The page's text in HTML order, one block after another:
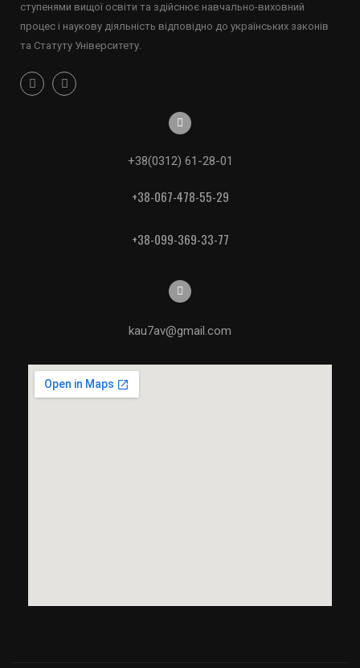
ступенями вищої освіти та здійснює навчально-виховний
процес і наукову діяльність відповідно до українських законів
та Статуту Університету.
+38(0312) 61-28-01
+38-067-478-55-29
+38-099-369-33-77
kau7av@gmail.com